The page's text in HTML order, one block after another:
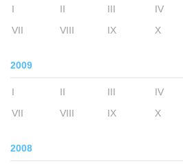
I II III IV
VII
VIII IX X
2009
I II III IV
VII
VIII IX X
2008